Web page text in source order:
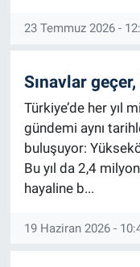
23 Temmuz 2026 -
Sınavlar
Türkiye’de her yıl
gündemi aynı
buluşuyor:
Bu yıl da 2,4
hayaline b...
19 Haziran 2026 -